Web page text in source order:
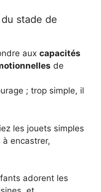
stade de
aux capacités
de
; trop simple, il
les jouets simples
encastrer,
adorent les